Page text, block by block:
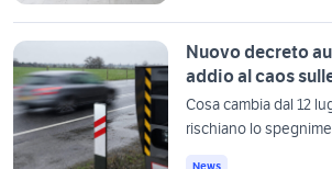
Nuovo decreto
addio al caos
Cosa cambia dal 12
rischiano lo